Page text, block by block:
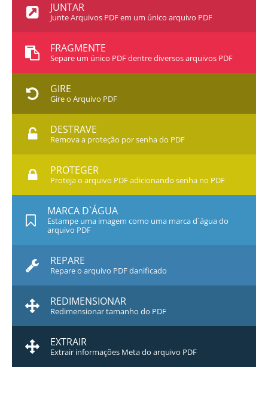
JUNTAR
Junte Arquivos PDF em um único arquivo PDF
FRAGMENTE
Separe um único PDF dentre diversos arquivos PDF
GIRE
Gire o Arquivo PDF
DESTRAVE
Remova a proteção por senha do PDF
PROTEGER
Proteja o arquivo PDF adicionando senha no PDF
MARCA D`ÁGUA
Estampe uma imagem como uma marca d`água do
arquivo PDF
REPARE
Repare o arquivo PDF danificado
REDIMENSIONAR
Redimensionar tamanho do PDF
EXTRAIR
Extrair informações Meta do arquivo PDF